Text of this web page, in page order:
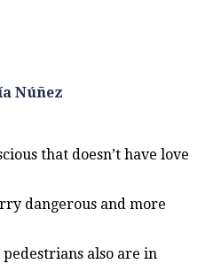
Núñez
that doesn’t have love
dangerous and more
also are in